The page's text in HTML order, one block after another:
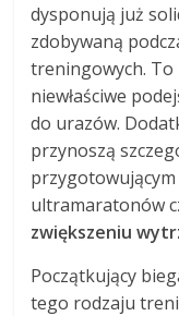
dysponują już
zdobywaną
treningowych.
niewłaściwe
do urazów.
przynoszą
ultramaratonów
zwiększeniu
Początkujący
tego rodzaju